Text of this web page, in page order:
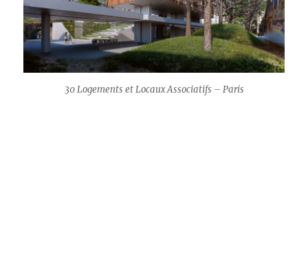
30 Logements et Locaux Associatifs – Paris